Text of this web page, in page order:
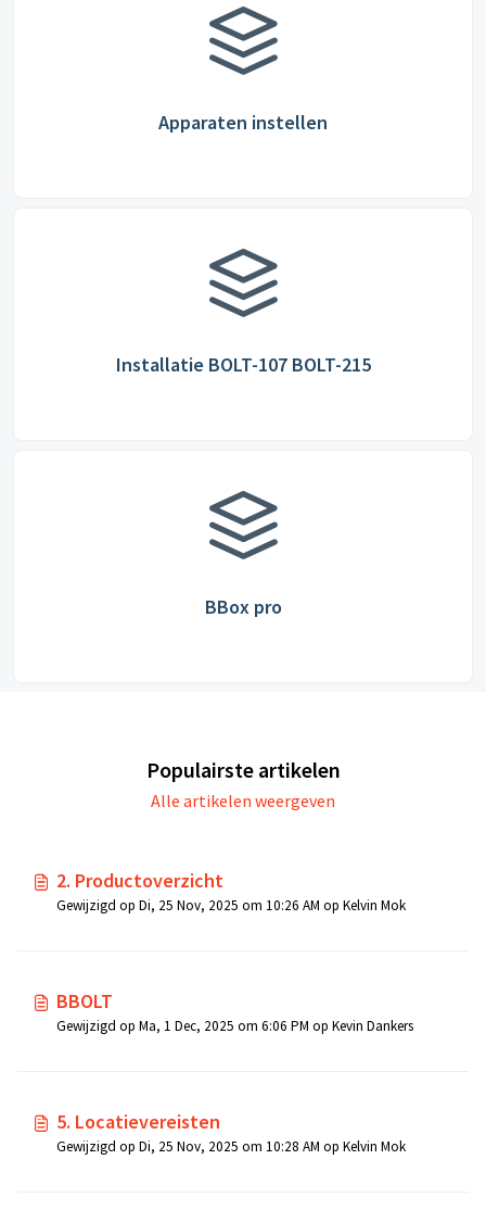
Apparaten instellen
Installatie BOLT-107 BOLT-215
BBox pro
Populairste artikelen
Alle artikelen weergeven
2. Productoverzicht
Gewijzigd op Di, 25 Nov, 2025 om 10:26 AM op Kelvin Mok
BBOLT
Gewijzigd op Ma, 1 Dec, 2025 om 6:06 PM op Kevin Dankers
5. Locatievereisten
Gewijzigd op Di, 25 Nov, 2025 om 10:28 AM op Kelvin Mok